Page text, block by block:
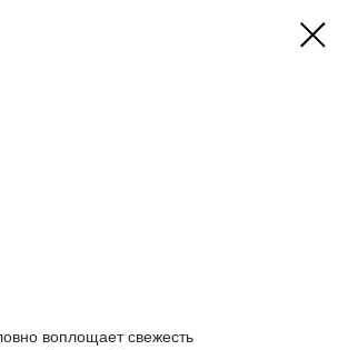
воплощает свежесть